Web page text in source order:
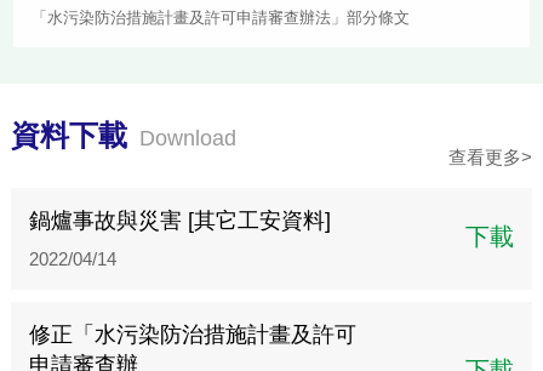
「水污染防治措施計畫及許可申請審查辦法」部分條文
資料下載 Download
查看更多>
鍋爐事故與災害 [其它工安資料]
2022/04/14
下載
修正「水污染防治措施計畫及許可
申請審查辦